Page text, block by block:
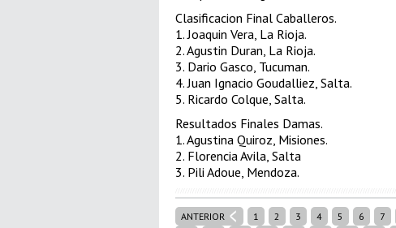
Clasificacion Final Caballeros.
1. Joaquin Vera, La Rioja.
2. Agustin Duran, La Rioja.
3. Dario Gasco, Tucuman.
4. Juan Ignacio Goudalliez, Salta.
5. Ricardo Colque, Salta.
Resultados Finales Damas.
1. Agustina Quiroz, Misiones.
2. Florencia Avila, Salta
3. Pili Adoue, Mendoza.
ANTERIOR 1 2 3 4 5 6 7